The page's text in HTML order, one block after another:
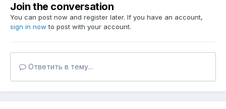
Join the conversation
You can post now and register later. If you have an account,
sign in now to post with your account.
Ответить в тему...